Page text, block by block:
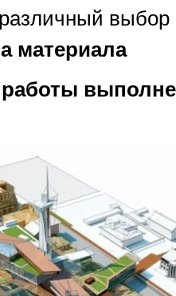
выбор
материала